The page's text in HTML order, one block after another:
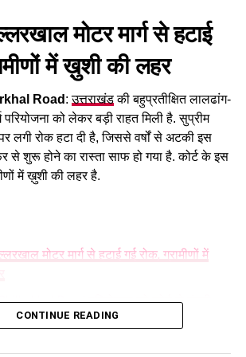
में दिये। 82 हजार करोड़ इंफ्रा के लिए भेजे, और
प्रोजेक्ट चल रहे हैं।
पूर्ण कर उन्हें शीघ्र लाभान्वित किया जाए।
प्रबंधक जतिन सिंह सैनी, सहायक अभियंता
अभियंता (JE) विश्रुत, डीएससी मैनेजर नरेंद्र
दीपक व्यास , विधायक प्रतिनिधि महेश नेगी (
, दीपक गौड़ आदि उपस्थित रहे।
मोटर मार्ग से हटाई
में ख़ुशी की लहर
Road :उत्तराखंडकी बहुप्रतीक्षित लालढांग-
परियोजना को लेकर बड़ी राहत मिली है. सुप्रीम
लगी रोक हटा दी है, जिससे वर्षों से अटकी इस
से शुरू होने का रास्ता साफ हो गया है. कोर्ट के इस
में ख़ुशी की लहर है.
मोटर मार्ग से हटाई गई रोक, ग्रामीणों में
Road परियोजना को कोर्ट से मंजूरी
था निर्माण कार्य
CONTINUE READING